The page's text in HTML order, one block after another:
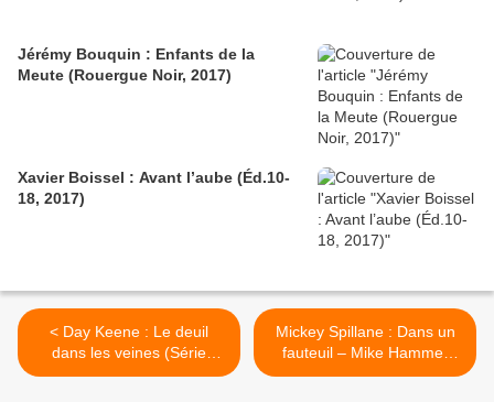
Jérémy Bouquin : Enfants de la
Meute (Rouergue Noir, 2017)
Xavier Boissel : Avant l’aube (Éd.10-
18, 2017)
< Day Keene : Le deuil
dans les veines (Série
Noire, 1966)
Mickey Spillane : Dans un
fauteuil – Mike Hammer
(1952) >